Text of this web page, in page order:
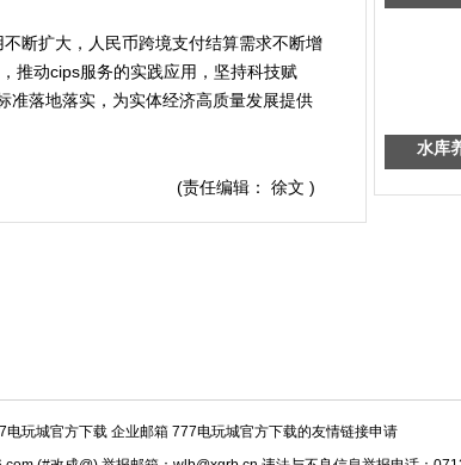
扩大，人民币跨境支付结算需求不断增
推动cips服务的实践应用，坚持科技赋
准落地落实，为实体经济高质量发展提供
(责任编辑： 徐文 )
水库
电玩城官方下载 企业邮箱 777电玩城官方下载的友情链接申请